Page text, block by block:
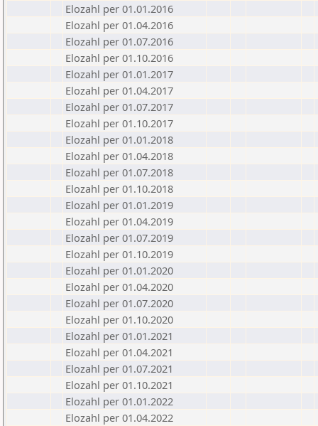
Elozahl per 01.01.2016
Elozahl per 01.04.2016
Elozahl per 01.07.2016
Elozahl per 01.10.2016
Elozahl per 01.01.2017
Elozahl per 01.04.2017
Elozahl per 01.07.2017
Elozahl per 01.10.2017
Elozahl per 01.01.2018
Elozahl per 01.04.2018
Elozahl per 01.07.2018
Elozahl per 01.10.2018
Elozahl per 01.01.2019
Elozahl per 01.04.2019
Elozahl per 01.07.2019
Elozahl per 01.10.2019
Elozahl per 01.01.2020
Elozahl per 01.04.2020
Elozahl per 01.07.2020
Elozahl per 01.10.2020
Elozahl per 01.01.2021
Elozahl per 01.04.2021
Elozahl per 01.07.2021
Elozahl per 01.10.2021
Elozahl per 01.01.2022
Elozahl per 01.04.2022